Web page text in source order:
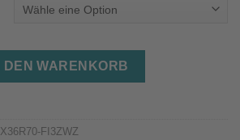
(zweilagig, 2x3mm, 36x36cm, Ziernaht)
DEN WARENKORB
FI3ZWZ